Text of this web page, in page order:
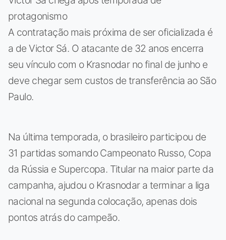
protagonismo
A contratação mais próxima de ser oficializada é
a de Victor Sá. O atacante de 32 anos encerra
seu vínculo com o Krasnodar no final de junho e
deve chegar sem custos de transferência ao São
Paulo.
Na última temporada, o brasileiro participou de
31 partidas somando Campeonato Russo, Copa
da Rússia e Supercopa. Titular na maior parte da
campanha, ajudou o Krasnodar a terminar a liga
nacional na segunda colocação, apenas dois
pontos atrás do campeão.